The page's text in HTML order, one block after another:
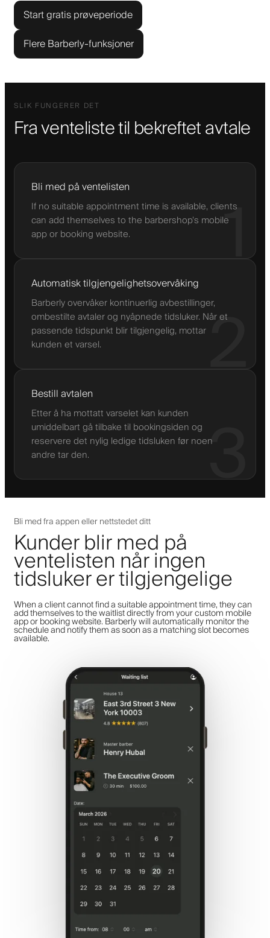
Start gratis prøveperiode
Flere Barberly-funksjoner
SLIK FUNGERER DET
Fra venteliste til bekreftet avtale
1
Bli med på ventelisten
If no suitable appointment time is available, clients
can add themselves to the barbershop’s mobile
app or booking website.
2
Automatisk tilgjengelighetsovervåking
Barberly overvåker kontinuerlig avbestillinger,
ombestilte avtaler og nyåpnede tidsluker. Når et
passende tidspunkt blir tilgjengelig, mottar
kunden et varsel.
3
Bestill avtalen
Etter å ha mottatt varselet kan kunden
umiddelbart gå tilbake til bookingsiden og
reservere det nylig ledige tidsluken før noen
andre tar den.
Bli med fra appen eller nettstedet ditt
Kunder blir med på
ventelisten når ingen
tidsluker er tilgjengelige
When a client cannot find a suitable appointment time, they can
add themselves to the waitlist directly from your custom mobile
app or booking website. Barberly will automatically monitor the
schedule and notify them as soon as a matching slot becomes
available.